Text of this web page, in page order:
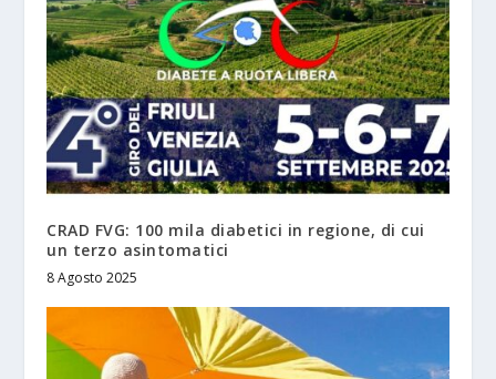
CRAD FVG: 100 mila diabetici in regione, di cui
un terzo asintomatici
8 Agosto 2025